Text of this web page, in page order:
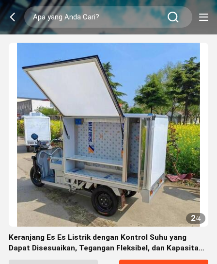
2/4
Keranjang Es Es Listrik dengan Kontrol Suhu yang
Dapat Disesuaikan, Tegangan Fleksibel, dan Kapasitas